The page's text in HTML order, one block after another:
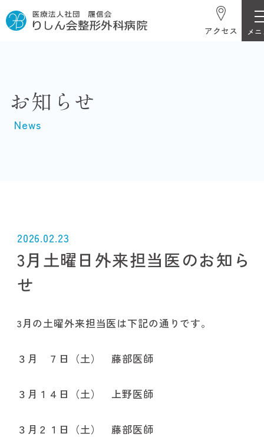
アクセス
お知らせ
News
2026.02.23
3月土曜日外来担当医のお知ら
せ
3月の土曜外来担当医は下記の通りです。
３月 ７日（土） 藤部医師
３月１４日（土） 上野医師
３月２１日（土） 藤部医師